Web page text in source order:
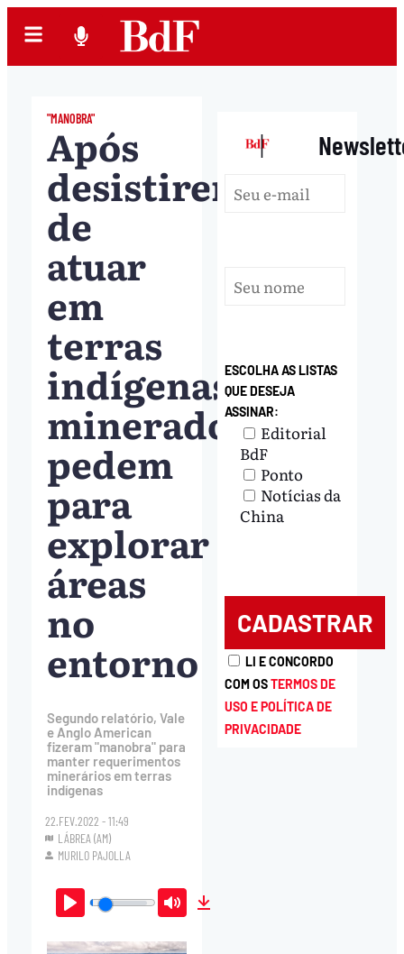
"MANOBRA"
Após
desistirem
de
atuar
em
terras
indígenas,
mineradoras
pedem
para
explorar
áreas
no
entorno
Segundo relatório, Vale
e Anglo American
fizeram "manobra" para
manter requerimentos
minerários em terras
indígenas
22.FEV.2022 - 11:49
LÁBREA (AM)
MURILO PAJOLLA
Play Mute
|
ESCOLHA AS LISTAS
QUE DESEJA
ASSINAR:
Editorial
BdF
Ponto
Notícias da
China
LI E CONCORDO
COM OSTERMOS DE
USO E POLÍTICA DE
PRIVACIDADE